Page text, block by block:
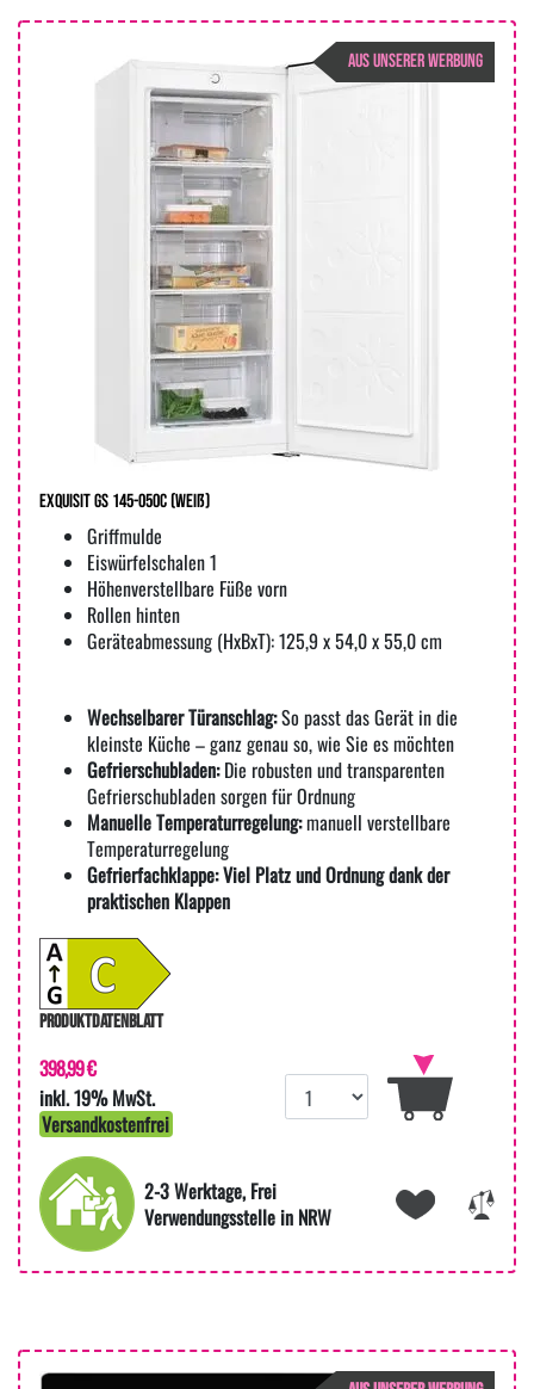
AUS UNSERER WERBUNG
Exquisit GS 145-050C (weiß)
Griffmulde
Eiswürfelschalen 1
Höhenverstellbare Füße vorn
Rollen hinten
Geräteabmessung (HxBxT): 125,9 x 54,0 x 55,0 cm
Wechselbarer Türanschlag:So passt das Gerät in die
kleinste Küche – ganz genau so, wie Sie es möchten
Gefrierschubladen:Die robusten und transparenten
Gefrierschubladen sorgen für Ordnung
Manuelle Temperaturregelung:manuell verstellbare
Temperaturregelung
Gefrierfachklappe:Viel Platz und Ordnung dank der
praktischen Klappen
PRODUKTDATENBLATT
398,99 €
inkl. 19% MwSt.
Versandkostenfrei
2-3 Werktage, Frei
Verwendungsstelle in NRW